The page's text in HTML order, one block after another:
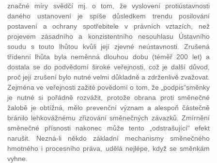
značné míry svědčí mj. o tom, že vyslovení protiústavnosti
daného ustanovení je spíše důsledkem trendu posilování
postavení a ochrany spotřebitele v právních vztazích, než
projevem zásadního a konzistentního nesouhlasu Ústavního
soudu s touto lhůtou kvůli její zjevné neústavnosti. Zrušená
třídenní lhůta byla neměnná dlouhou dobu (téměř 200 let) a
dostala se do podvědomí široké veřejnosti, což je další důvod,
proč její zrušení bylo nutné velmi důkladně a zdrženlivě zvažovat.
Zejména ve veřejnosti zažité povědomí o tom, že „podpis“směnky
je nutné si pořádně rozvážit, protože obrana proti směnečné
žalobě je obtížná, mělo prevenční význam a alespoň částečně
bránilo lehkovážnému zřizování směnečných závazků. Zmírnění
směnečné přísnosti nakonec může tento „odstrašující“ efekt
narušit. Nezná-li někdo základní mechanismy směnečného
hmotného i procesního práva, udělá nejlépe, když se směnkám
vyhne.